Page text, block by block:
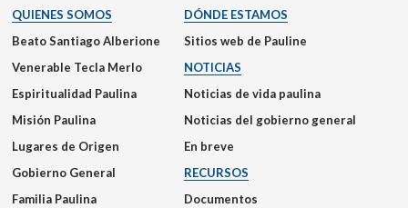
QUIENES SOMOS
Beato Santiago Alberione
Venerable Tecla Merlo
Espiritualidad Paulina
Misión Paulina
Lugares de Origen
Gobierno General
Familia Paulina
DÓNDE ESTAMOS
Sitios web de Pauline
NOTICIAS
Noticias de vida paulina
Noticias del gobierno general
En breve
RECURSOS
Documentos